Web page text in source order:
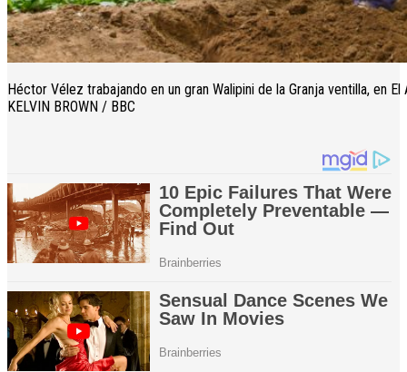
Héctor Vélez trabajando en un gran Walipini de la Granja ventilla, en
KELVIN BROWN / BBC